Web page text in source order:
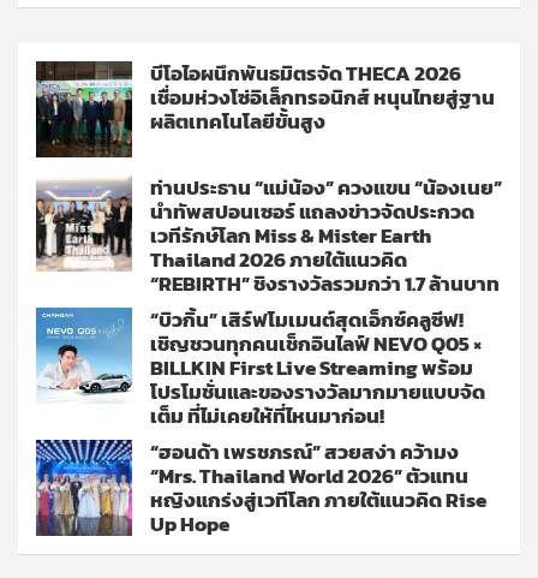
บีโอไอผนึกพันธมิตรจัด THECA 2026
เชื่อมห่วงโซ่อิเล็กทรอนิกส์ หนุนไทยสู่ฐาน
ผลิตเทคโนโลยีขั้นสูง
ท่านประธาน “แม่น้อง” ควงแขน “น้องเนย”
นำทัพสปอนเซอร์ แถลงข่าวจัดประกวด
เวทีรักษ์โลก Miss & Mister Earth
Thailand 2026 ภายใต้แนวคิด
“REBIRTH” ชิงรางวัลรวมกว่า 1.7 ล้านบาท
“บิวกิ้น” เสิร์ฟโมเมนต์สุดเอ็กซ์คลูซีฟ!
เชิญชวนทุกคนเช็กอินไลฟ์ NEVO Q05 ×
BILLKIN First Live Streaming พร้อม
โปรโมชั่นและของรางวัลมากมายแบบจัด
เต็ม ที่ไม่เคยให้ที่ไหนมาก่อน!
“ฮอนด้า เพรชภรณ์” สวยสง่า คว้ามง
“Mrs. Thailand World 2026” ตัวแทน
หญิงแกร่งสู่เวทีโลก ภายใต้แนวคิด Rise
Up Hope